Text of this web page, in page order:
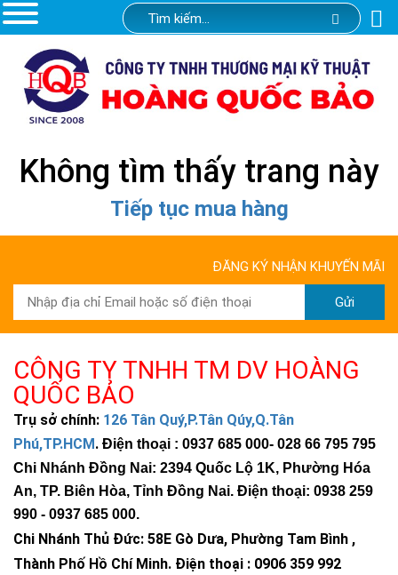
Không tìm thấy trang này
Tiếp tục mua hàng
ĐĂNG KÝ NHẬN KHUYẾN MÃI
Gửi
CÔNG TY TNHH TM DV HOÀNG
QUỐC BẢO
Trụ sở chính: 126 Tân Quý,P.Tân Qúy,Q.Tân
Phú,TP.HCM . Điện thoại : 0937 685 000- 028 66 795 795
Chi Nhánh Đồng Nai: 2394 Quốc Lộ 1K, Phường Hóa
An, TP. Biên Hòa, Tỉnh Đồng Nai. Điện thoại: 0938 259
990 - 0937 685 000.
Chi Nhánh Thủ Đức: 58E Gò Dưa, Phường Tam Bình ,
Thành Phố Hồ Chí Minh. Điện thoại : 0906 359 992